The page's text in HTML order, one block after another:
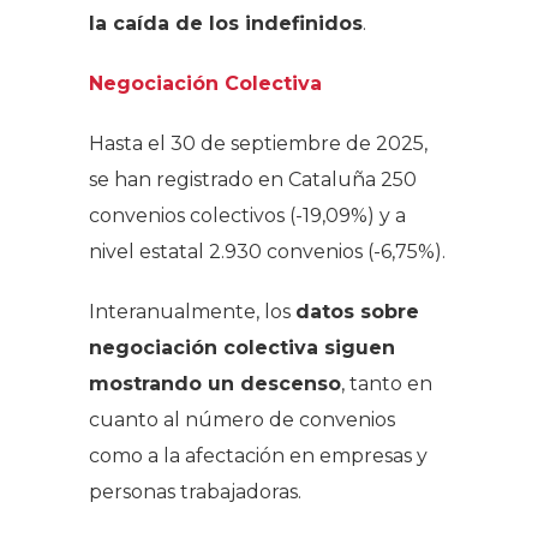
la caída de los indefinidos.
Negociación Colectiva
Hasta el 30 de septiembre de 2025,
se han registrado en Cataluña 250
convenios colectivos (-19,09%) y a
nivel estatal 2.930 convenios (-6,75%).
Interanualmente, los datos sobre
negociación colectiva siguen
mostrando un descenso, tanto en
cuanto al número de convenios
como a la afectación en empresas y
personas trabajadoras.